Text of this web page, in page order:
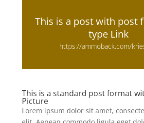
This is a post with post
type Link
https://ammoback.com/
This is a standard post format
Picture
Lorem ipsum dolor sit amet,